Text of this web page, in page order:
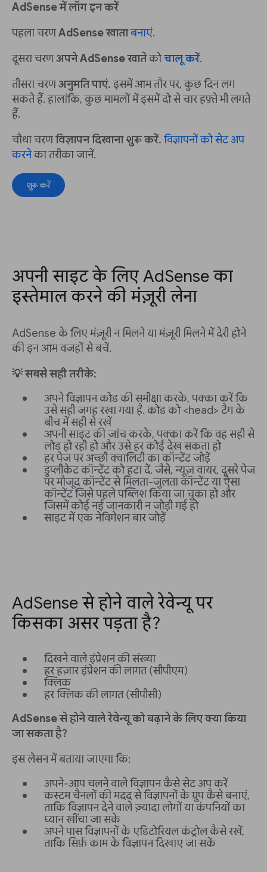
AdSense में लॉग इन करें
पहला चरणAdSense खाताबनाएं.
दूसरा चरणअपने AdSense खातेकोचालू करें.
तीसरा चरणअनुमति पाएं.इसमें आम तौर पर, कुछ दिन लग
सकते हैं. हालांकि, कुछ मामलों में इसमें दो से चार हफ़्ते भी लगते
हैं.
चौथा चरणविज्ञापन दिखाना शुरू करें. विज्ञापनों को सेट अप
करनेका तरीका जानें.
शुरू करें
अपनी साइट के लिए AdSense का
इस्तेमाल करने की मंज़ूरी लेना
AdSense के लिए मंज़ूरी न मिलने या मंज़ूरी मिलने में देरी होने
की इन आम वजहों से बचें.
💡 सबसे सही तरीके:
अपने विज्ञापन कोड की समीक्षा करके, पक्का करें कि
उसे सही जगह रखा गया है. कोड को <head> टैग के
बीच में सही से रखें
अपनी साइट की जांच करके, पक्का करें कि वह सही से
लोड हो रही हो और उसे हर कोई देख सकता हो
हर पेज पर अच्छी क्वालिटी का कॉन्टेंट जोड़ें
डुप्लीकेट कॉन्टेंट को हटा दें. जैसे, न्यूज़ वायर, दूसरे पेज
पर मौजूद कॉन्टेंट से मिलता-जुलता कॉन्टेंट या ऐसा
कॉन्टेंट जिसे पहले पब्लिश किया जा चुका हो और
जिसमें कोई नई जानकारी न जोड़ी गई हो
साइट में एक नेविगेशन बार जोड़ें
AdSense से होने वाले रेवेन्यू पर
किसका असर पड़ता है?
दिखने वाले इंप्रेशन की संख्या
हर हज़ार इंप्रेशन की लागत (सीपीएम)
क्लिक
हर क्लिक की लागत (सीपीसी)
AdSense से होने वाले रेवेन्यू को बढ़ाने के लिए क्या किया
जा सकता है?
इस लेसन में बताया जाएगा कि:
अपने-आप चलने वाले विज्ञापन कैसे सेट अप करें
कस्टम चैनलों की मदद से विज्ञापनों के ग्रुप कैसे बनाएं,
ताकि विज्ञापन देने वाले ज़्यादा लोगों या कंपनियों का
ध्यान खींचा जा सके
अपने पास विज्ञापनों के एडिटोरियल कंट्रोल कैसे रखें,
ताकि सिर्फ़ काम के विज्ञापन दिखाए जा सकें